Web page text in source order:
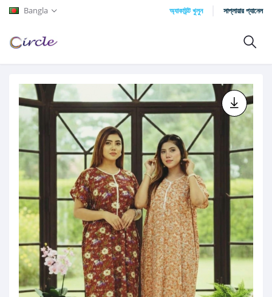
Bangla অ্যাকাউন্ট খুলুন সাপ্লায়ার প্যানেল